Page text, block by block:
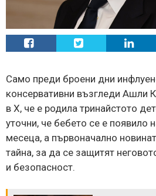
Само преди броени дни
консервативни възгледи Ашли
в X, че е родила тринайстото
уточни, че бебето се е появило
месеца, а първоначално
тайна, за да се защитят
и безопасност.